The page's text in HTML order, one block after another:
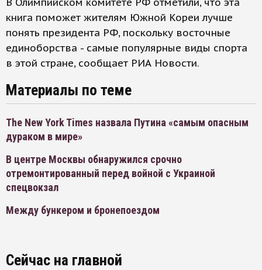
книга поможет жителям Южной Кореи лучше
понять президента РФ, поскольку восточные
единоборства - самые популярные виды спорта
в этой стране, сообщает РИА Новости.
Материалы по теме
The New York Times назвала Путина «самым опасным
дураком в мире»
В центре Москвы обнаружился срочно
отремонтированный перед войной с Украиной
спецвокзал
Между бункером и бронепоездом
Сейчас на главной